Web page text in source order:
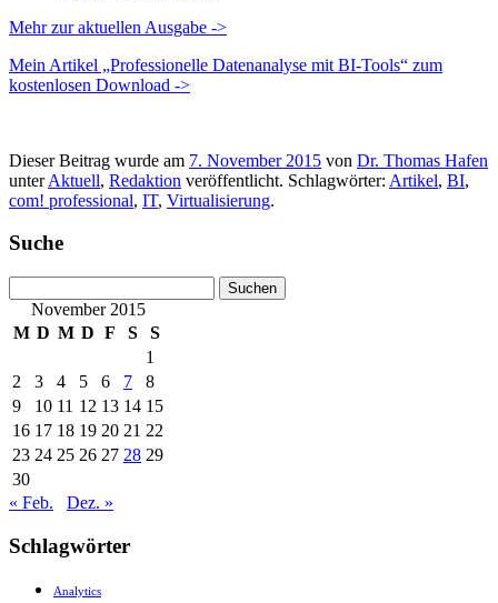
Mehr zur aktuellen Ausgabe ->
Mein Artikel „Professionelle Datenanalyse mit BI-Tools“ zum
kostenlosen Download ->
Dieser Beitrag wurde am 7. November 2015 von Dr. Thomas Hafen
unterAktuell, Redaktion veröffentlicht. Schlagwörter: Artikel, BI,
com! professional, IT, Virtualisierung.
Suche
nach:November 2015
M D M D F S
S
1
2
3 4 5 6 7
8
9
10 11 12 13 14 15
16 17 18 19 20 21 22
23 24 25 26 27 28 29
30
« Feb.
Dez. »
Schlagwörter
Analytics